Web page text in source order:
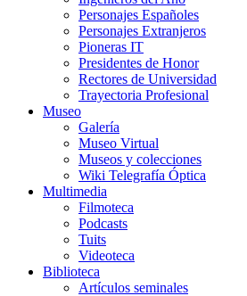
Personajes Españoles
Personajes Extranjeros
Pioneras IT
Presidentes de Honor
Rectores de Universidad
Trayectoria Profesional
Museo
Galería
Museo Virtual
Museos y colecciones
Wiki Telegrafía Óptica
Multimedia
Filmoteca
Podcasts
Tuits
Videoteca
Biblioteca
Artículos seminales